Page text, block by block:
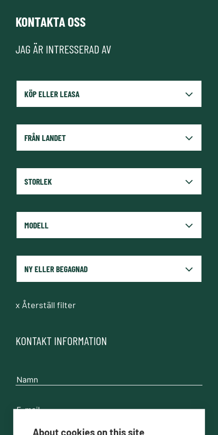
KONTAKTA OSS
JAG ÄR INTRESSERAD AV
x Återställ filter
KONTAKT INFORMATION
About cookies on this site